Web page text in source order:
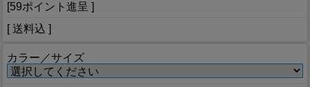
[59ポイント進呈 ]
[ 送料込 ]
カラー／サイズ